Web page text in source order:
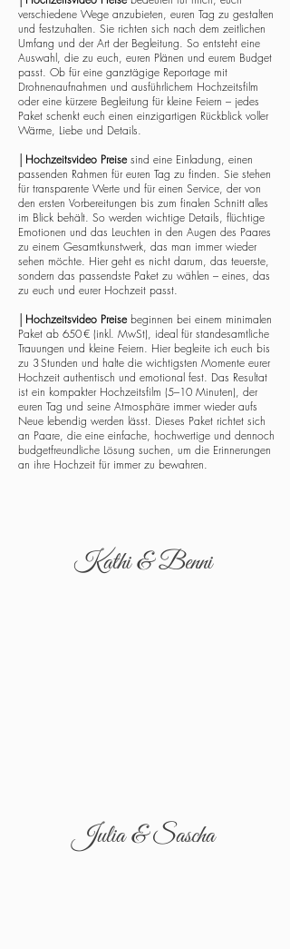
verschiedene Wege anzubieten, euren Tag zu gestalten
und festzuhalten. Sie richten sich nach dem zeitlichen
Umfang und der Art der Begleitung. So entsteht eine
Auswahl, die zu euch, euren Plänen und eurem Budget
passt. Ob für eine ganztägige Reportage mit
Drohnenaufnahmen und ausführlichem Hochzeitsfilm
oder eine kürzere Begleitung für kleine Feiern – jedes
Paket schenkt euch einen einzigartigen Rückblick voller
Wärme, Liebe und Details.
Hochzeitsvideo Preisesind eine Einladung, einen
passenden Rahmen für euren Tag zu finden. Sie stehen
für transparente Werte und für einen Service, der von
den ersten Vorbereitungen bis zum finalen Schnitt alles
im Blick behält. So werden wichtige Details, flüchtige
Emotionen und das Leuchten in den Augen des Paares
zu einem Gesamtkunstwerk, das man immer wieder
sehen möchte. Hier geht es nicht darum, das teuerste,
sondern das passendste Paket zu wählen – eines, das
zu euch und eurer Hochzeit passt.
Hochzeitsvideo Preisebeginnen bei einem minimalen
Paket ab 650 € (inkl. MwSt), ideal für standesamtliche
Trauungen und kleine Feiern. Hier begleite ich euch bis
zu 3 Stunden und halte die wichtigsten Momente eurer
Hochzeit authentisch und emotional fest. Das Resultat
ist ein kompakter Hochzeitsfilm (5–10 Minuten), der
euren Tag und seine Atmosphäre immer wieder aufs
Neue lebendig werden lässt. Dieses Paket richtet sich
an Paare, die eine einfache, hochwertige und dennoch
budgetfreundliche Lösung suchen, um die Erinnerungen
an ihre Hochzeit für immer zu bewahren.
Kathi & Benni
Julia & Sascha